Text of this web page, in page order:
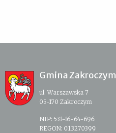
Gmina Zakroczym
ul. Warszawska 7
05-170 Zakroczym
NIP: 531-16-64-696
REGON: 013270399